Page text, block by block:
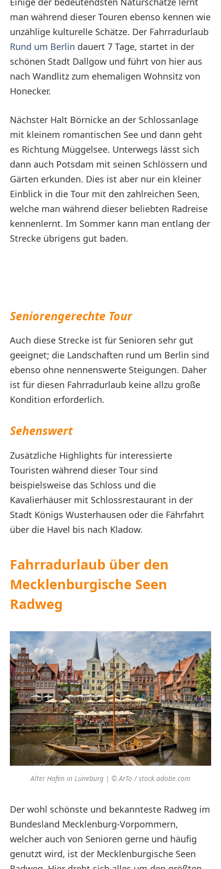
man während dieser Touren ebenso kennen wie
unzählige kulturelle Schätze. Der Fahrradurlaub
Rund um Berlin dauert 7 Tage, startet in der
schönen Stadt Dallgow und führt von hier aus
nach Wandlitz zum ehemaligen Wohnsitz von
Honecker.
Nächster Halt Börnicke an der Schlossanlage
mit kleinem romantischen See und dann geht
es Richtung Müggelsee. Unterwegs lässt sich
dann auch Potsdam mit seinen Schlössern und
Gärten erkunden. Dies ist aber nur ein kleiner
Einblick in die Tour mit den zahlreichen Seen,
welche man während dieser beliebten Radreise
kennenlernt. Im Sommer kann man entlang der
Strecke übrigens gut baden.
Seniorengerechte Tour
Auch diese Strecke ist für Senioren sehr gut
geeignet; die Landschaften rund um Berlin sind
ebenso ohne nennenswerte Steigungen. Daher
ist für diesen Fahrradurlaub keine allzu große
Kondition erforderlich.
Sehenswert
Zusätzliche Highlights für interessierte
Touristen während dieser Tour sind
beispielsweise das Schloss und die
Kavalierhäuser mit Schlossrestaurant in der
Stadt Königs Wusterhausen oder die Fährfahrt
über die Havel bis nach Kladow.
Fahrradurlaub über den
Mecklenburgische Seen
Radweg
Alter Hafen in Lüneburg | © ArTo / stock.adobe.com
Der wohl schönste und bekannteste Radweg im
Bundesland Mecklenburg-Vorpommern,
welcher auch von Senioren gerne und häufig
genutzt wird, ist der Mecklenburgische Seen